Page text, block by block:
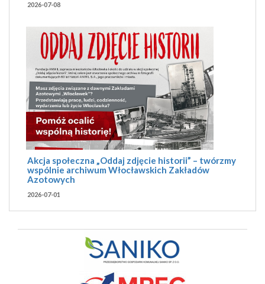
2026-07-08
Akcja społeczna „Oddaj zdjęcie historii” – twórzmy
wspólnie archiwum Włocławskich Zakładów
Azotowych
2026-07-01